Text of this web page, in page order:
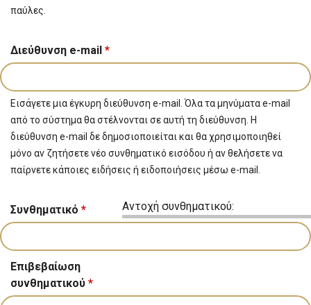
παύλες.
Διεύθυνση e-mail *
Εισάγετε μια έγκυρη διεύθυνση e-mail. Όλα τα μηνύματα e-mail
από το σύστημα θα στέλνονται σε αυτή τη διεύθυνση. Η
διεύθυνση e-mail δε δημοσιοποιείται και θα χρησιμοποιηθεί
μόνο αν ζητήσετε νέο συνθηματικό εισόδου ή αν θελήσετε να
παίρνετε κάποιες ειδήσεις ή ειδοποιήσεις μέσω e-mail.
Αντοχή συνθηματικού:
Συνθηματικό *
Επιβεβαίωση
συνθηματικού *